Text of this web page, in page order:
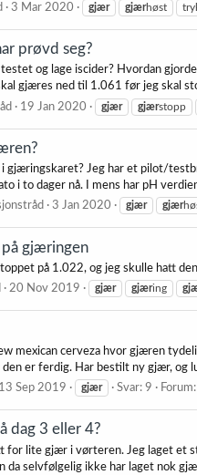
3 Mar 2020 gjær gjærhøst
prøvd seg?
og lage iscider? Hvordan
gjæres ned til 1.061 før jeg skal
19 Jan 2020 gjær gjærstopp
gjæringskaret? Jeg har et pilot/
i to dager nå. I mens har pH
3 Jan 2020 gjær gjær
på gjæringen
på 1.022, og jeg skulle hatt
20 Nov 2019 gjær gjæring
mexican cerveza hvor gjæren
er ferdig. Har bestilt ny gjær, og
13 Sep 2019 gjær Svar: 9 Forum:
dag 3 eller 4?
for lite gjær i vørteren. Jeg laget et
da selvfølgelig ikke har laget nok